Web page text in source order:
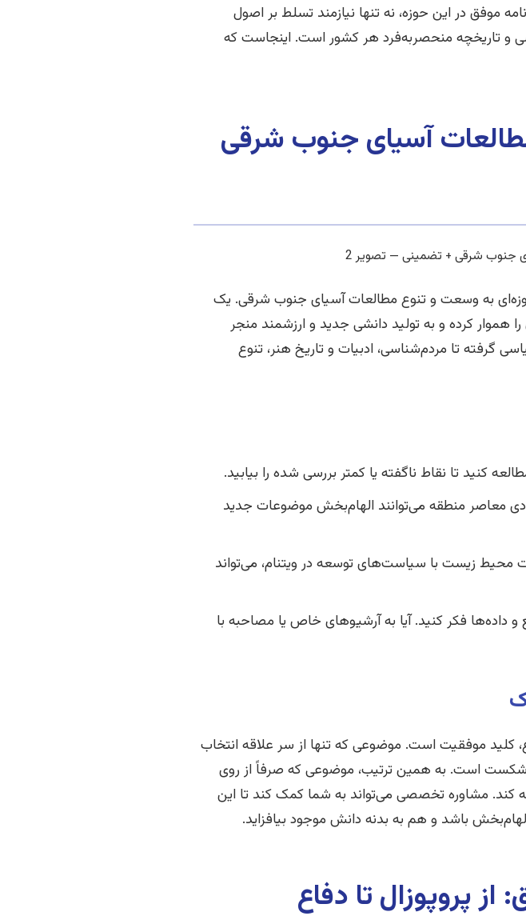
موفق در این حوزه، نه تنها نیازمند تسلط بر اصول
و تاریخچه منحصربه‌فرد هر کشور است. اینجاست که
آسیای جنوب شرقی
به وسعت و تنوع مطالعات آسیای جنوب شرقی. یک
هموار کرده و به تولید دانشی جدید و ارزشمند منجر
گرفته تا مردم‌شناسی، ادبیات و تاریخ هنر، تنوع
کنید تا نقاط ناگفته یا کمتر بررسی شده را بیابید.
معاصر منطقه می‌توانند الهام‌بخش موضوعات جدید
محیط زیست با سیاست‌های توسعه در ویتنام، می‌تواند
و داده‌ها فکر کنید. آیا به آرشیوهای خاص یا مصاحبه با
کلید موفقیت است. موضوعی که تنها از سر علاقه انتخاب
است. به همین ترتیب، موضوعی که صرفاً از روی
کند. مشاوره تخصصی می‌تواند به شما کمک کند تا این
باشد و هم به بدنه دانش موجود بیافزاید.
پروپوزال تا دفاع